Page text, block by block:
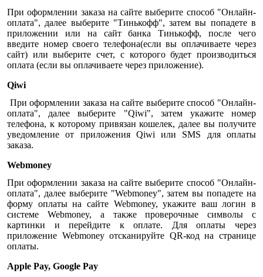
При оформлении заказа на сайте выберите способ "Онлайн-
оплата", далее выберите "Тинькофф", затем вы попадете в
приложении или на сайт банка Тинькофф, после чего
введите номер своего телефона(если вы оплачиваете через
сайт) или выберите счет, с которого будет производиться
оплата (если вы оплачиваете через приложение).
Qiwi
При оформлении заказа на сайте выберите способ "Онлайн-
оплата", далее выберите "Qiwi", затем укажите номер
телефона, к которому привязан кошелек, далее вы получите
уведомление от приложения Qiwi или SMS для оплаты
заказа.
Webmoney
При оформлении заказа на сайте выберите способ "Онлайн-
оплата", далее выберите "Webmoney", затем вы попадете на
форму оплаты на сайте Webmoney, укажите ваш логин в
системе Webmoney, а также проверочные символы с
картинки и перейдите к оплате. Для оплаты через
приложение Webmoney отсканируйте QR-код на странице
оплаты.
Apple Pay, Google Pay